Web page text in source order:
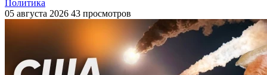
Политика
05 августа 2026 43 просмотров